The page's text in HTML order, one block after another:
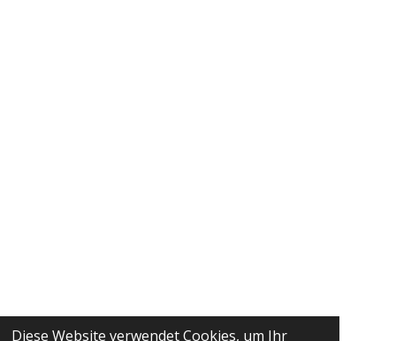
Diese Website verwendet Cookies, um Ihr